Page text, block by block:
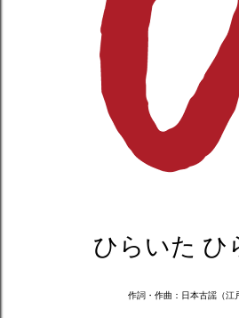
ひらいた ひ
作詞・作曲：日本古謡（江